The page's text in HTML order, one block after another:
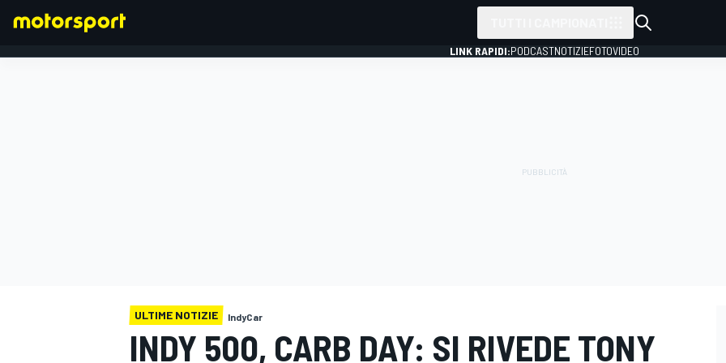
LINK RAPIDI:PODCASTNOTIZIEFOTOVIDEO
ULTIME NOTIZIE IndyCar
INDY 500, CARB DAY: SI RIVEDE TONY